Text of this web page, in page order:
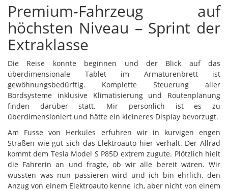
Premium-Fahrzeug auf
höchsten Niveau – Sprint der
Extraklasse
Die Reise konnte beginnen und der Blick auf das
überdimensionale Tablet im Armaturenbrett ist
gewöhnungsbedürftig. Komplette Steuerung aller
Bordsysteme inklusive Klimatisierung und Routenplanung
finden darüber statt. Mir persönlich ist es zu
überdimensioniert und hätte ein kleineres Display bevorzugt.
Am Fusse von Herkules erfuhren wir in kurvigen engen
Straßen wie gut sich das Elektroauto hier verhält. Der Allrad
kommt dem Tesla Model S P85D extrem zugute. Plötzlich hielt
die Fahrerin an und fragte, ob wir alle bereit wären. Wir
wussten was nun passieren wird und ich bin ehrlich, den
Anzug von einem Elektroauto kenne ich, aber nicht von einem